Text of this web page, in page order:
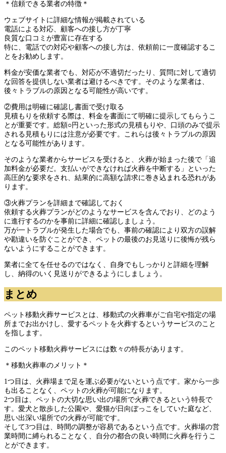
＊信頼できる業者の特徴＊
ウェブサイトに詳細な情報が掲載されている
電話による対応、顧客への接し方が丁寧
良質な口コミが豊富に存在する
特に、電話での対応や顧客への接し方は、依頼前に一度確認するこ
とをお勧めします。
料金が安価な業者でも、対応が不適切だったり、質問に対して適切
な回答を提供しない業者は避けるべきです。そのような業者は、
後々トラブルの原因となる可能性が高いです。
②費用は明確に確認し書面で受け取る
見積もりを依頼する際は、料金を書面にて明確に提示してもらうこ
とが重要です。総額○円といった形式の見積もりや、口頭のみで提示
される見積もりには注意が必要です。これらは後々トラブルの原因
となる可能性があります。
そのような業者からサービスを受けると、火葬が始まった後で「追
加料金が必要だ。支払いができなければ火葬を中断する」といった
高圧的な要求をされ、結果的に高額な請求に巻き込まれる恐れがあ
ります。
③火葬プランを詳細まで確認しておく
依頼する火葬プランがどのようなサービスを含んでおり、どのよう
に進行するのかを事前に詳細に確認しましょう。
万が一トラブルが発生した場合でも、事前の確認により双方の誤解
や勘違いを防ぐことができ、ペットの最後のお見送りに後悔が残ら
ないようにすることができます。
業者に全てを任せるのではなく、自身でもしっかりと詳細を理解
し、納得のいく見送りができるようにしましょう。
まとめ
ペット移動火葬サービスとは、移動式の火葬車がご自宅や指定の場
所までお出かけし、愛するペットを火葬するというサービスのこと
を指します。
このペット移動火葬サービスには数々の特長があります。
＊移動火葬車のメリット＊
1つ目は、火葬場まで足を運ぶ必要がないという点です。家から一歩
も出ることなく、ペットの火葬が可能になります。
2つ目は、ペットの大切な思い出の場所で火葬できるという特長で
す。愛犬と散歩した公園や、愛猫が日向ぼっこをしていた庭など、
思い出深い場所での火葬が可能です。
そして3つ目は、時間の調整が容易であるという点です。火葬場の営
業時間に縛られることなく、自分の都合の良い時間に火葬を行うこ
とができます。